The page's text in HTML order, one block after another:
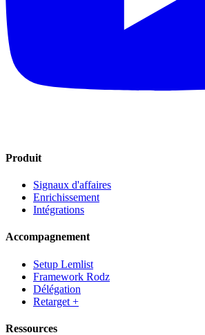
Produit
Signaux d'affaires
Enrichissement
Intégrations
Accompagnement
Setup Lemlist
Framework Rodz
Délégation
Retarget +
Ressources